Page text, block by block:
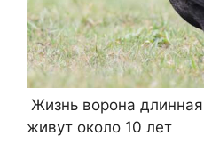
Жизнь ворона
живут около 10 лет